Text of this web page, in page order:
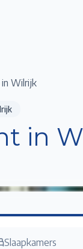
Wilrijk
in
Slaapkamers